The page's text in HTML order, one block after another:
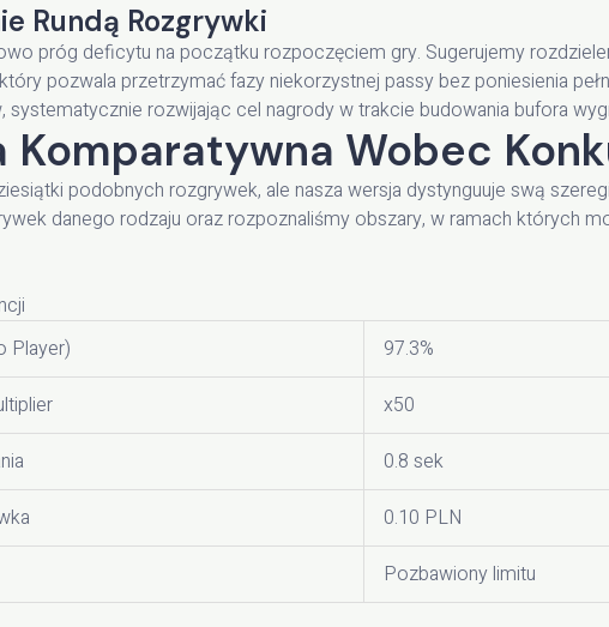
Rundą Rozgrywki
próg deficytu na początku rozpoczęciem gry. Sugerujemy
pozwala przetrzymać fazy niekorzystnej passy bez poniesienia
systematycznie rozwijając cel nagrody w trakcie budowania bufora
Komparatywna Wobec
podobnych rozgrywek, ale nasza wersja dystynguuje swą
danego rodzaju oraz rozpoznaliśmy obszary, w ramach których
Player)
97.3%
x50
0.8 sek
0.10 PLN
Pozbawiony limitu